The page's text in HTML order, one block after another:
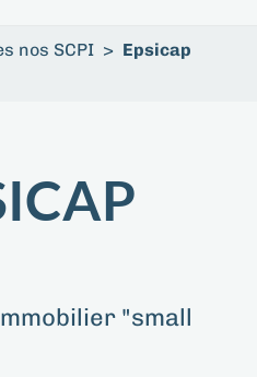
nos SCPI > Epsicap
"small